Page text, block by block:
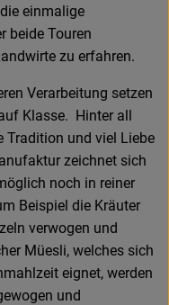
einmalige
beide Touren
zu erfahren.
Verarbeitung setzen
Klasse. Hinter all
Tradition und viel Liebe
zeichnet sich
noch in reiner
Beispiel die Kräuter
verwogen und
Müesli, welches sich
eignet, werden
und